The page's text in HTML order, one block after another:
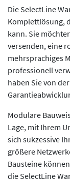
Die SelectLine
Komplettlösung,
kann. Sie
versenden, eine
mehrsprachiges
professionell
haben Sie von
Modulare
Lage, mit Ihrem
sich sukzessive
größere
Bausteine
die SelectLine